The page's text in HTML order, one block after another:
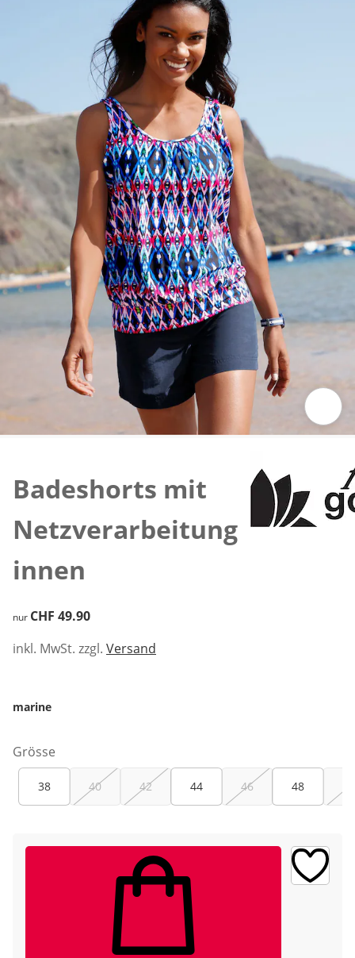
Badeshorts mit
Netzverarbeitung
innen
CHF 49.90
nur CHF 49.90
inkl. MwSt. zzgl. Versand
marine
Grösse
38 40 42 44 46 48